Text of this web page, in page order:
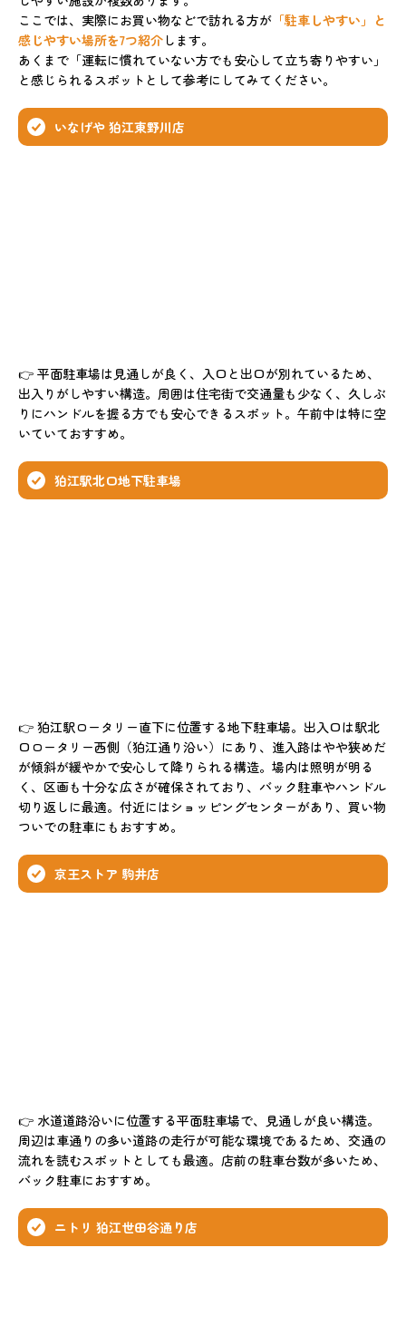
ここでは、実際にお買い物などで訪れる方が 「駐車しやすい」と
感じやすい場所を7つ紹介 します。
あくまで「運転に慣れていない方でも安心して立ち寄りやすい」
と感じられるスポットとして参考にしてみてください。
いなげや 狛江東野川店
👉 平面駐車場は見通しが良く、入口と出口が別れているため、
出入りがしやすい構造。周囲は住宅街で交通量も少なく、久しぶ
りにハンドルを握る方でも安心できるスポット。午前中は特に空
いていておすすめ。
狛江駅北口地下駐車場
👉 狛江駅ロータリー直下に位置する地下駐車場。出入口は駅北
口ロータリー西側（狛江通り沿い）にあり、進入路はやや狭めだ
が傾斜が緩やかで安心して降りられる構造。場内は照明が明る
く、区画も十分な広さが確保されており、バック駐車やハンドル
切り返しに最適。付近にはショッピングセンターがあり、買い物
ついでの駐車にもおすすめ。
京王ストア 駒井店
👉 水道道路沿いに位置する平面駐車場で、見通しが良い構造。
周辺は車通りの多い道路の走行が可能な環境であるため、交通の
流れを読むスポットとしても最適。店前の駐車台数が多いため、
バック駐車におすすめ。
ニトリ 狛江世田谷通り店